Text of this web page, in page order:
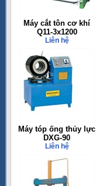
Máy cắt tôn cơ khí
Q11-3x1200
Liên hệ
Máy tóp ống thủy lực
DXG-90
Liên hệ